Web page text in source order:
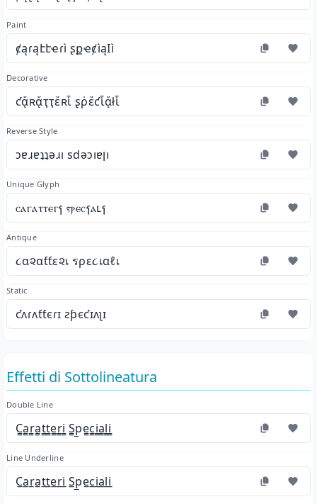
Paint
ȼąɾąէէҽɾì ʂքҽȼìąӀì
Decorative
ƈᾄʀᾄҭҭἔʀἷ ʂῥἔƈἷᾄłἷ
Reverse Style
ɔɐɹɐʇʇǝɹı sdǝɔıɐןı
Unique Glyph
ⲥⲁⲅⲁⲧⲧⲉⲅⳕ ⲋⲣⲉⲥⳕⲁⳑⳕ
Antique
૮α૨αƭƭε૨เ รρε૮เαℓเ
Static
ƈʌɾʌƭƭєɾɪ ƨƥєƈɪʌʅɪ
Effetti di Sottolineatura
Double Line
C̳a̳r̳a̳t̳t̳e̳r̳i̳ S̳p̳e̳c̳i̳a̳l̳i̳
Line Underline
C̲a̲r̲a̲t̲t̲e̲r̲i̲ S̲p̲e̲c̲i̲a̲l̲i̲